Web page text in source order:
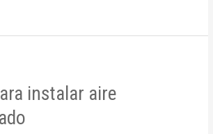
instalar aire